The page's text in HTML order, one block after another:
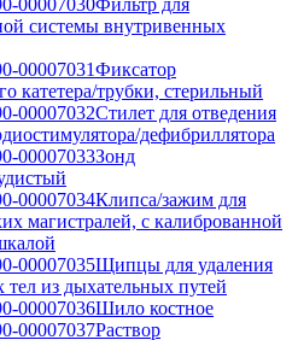
00007030Фильтр для
системы внутривенных
00007031Фиксатор
катетера/трубки, стерильный
00007032Стилет для отведения
дефибриллятора
00007033Зонд
00007034Клипса/зажим для
магистралей, с калиброванной
00007035Щипцы для удаления
из дыхательных путей
00007036Шило костное
00007037Раствор